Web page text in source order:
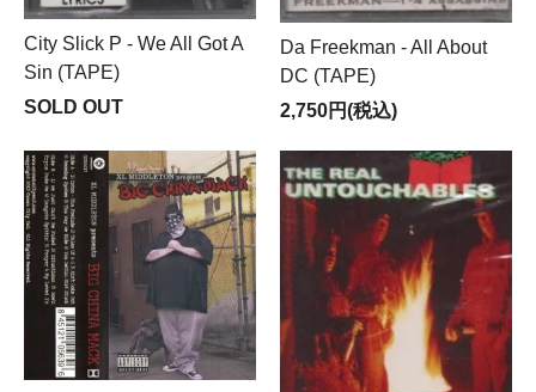
City Slick P - We All Got A
Sin (TAPE)
SOLD OUT
Da Freekman - All About
DC (TAPE)
2,750円(税込)